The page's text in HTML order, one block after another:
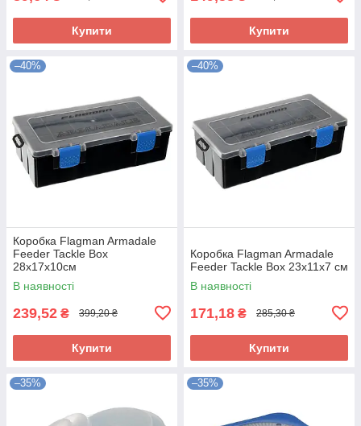
Купити Купити
–40%
Коробка Flagman Armadale
Feeder Tackle Box
28х17х10см
В наявності
239,52 ₴ 399,20 ₴
Купити
–40%
Коробка Flagman Armadale
Feeder Tackle Box 23x11x7 см
В наявності
171,18 ₴ 285,30 ₴
Купити
–35% –35%